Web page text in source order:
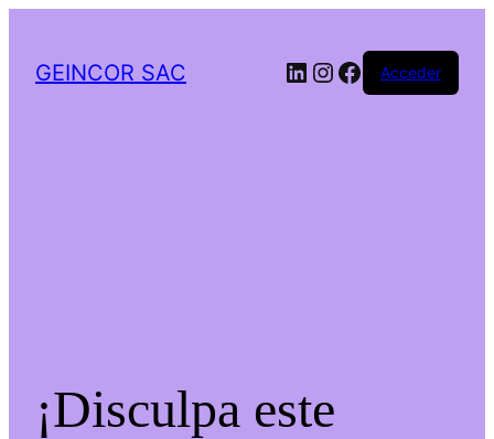
GEINCOR SAC LinkedIn
Instagram
Facebook
Acceder
¡Disculpa este